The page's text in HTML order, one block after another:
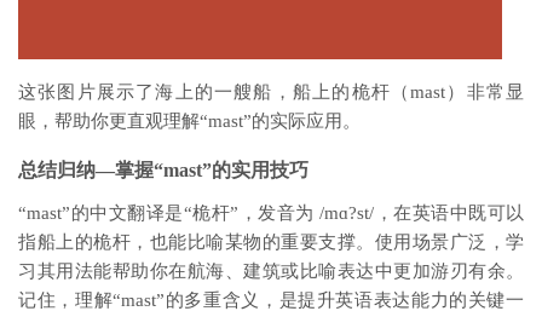
这张图片展示了海上的一艘船，船上的桅杆（mast）非常显
眼，帮助你更直观理解“mast”的实际应用。
总结归纳—掌握“mast”的实用技巧
“mast”的中文翻译是“桅杆”，发音为 /mɑ?st/，在英语中既可以
指船上的桅杆，也能比喻某物的重要支撑。使用场景广泛，学
习其用法能帮助你在航海、建筑或比喻表达中更加游刃有余。
记住，理解“mast”的多重含义，是提升英语表达能力的关键一